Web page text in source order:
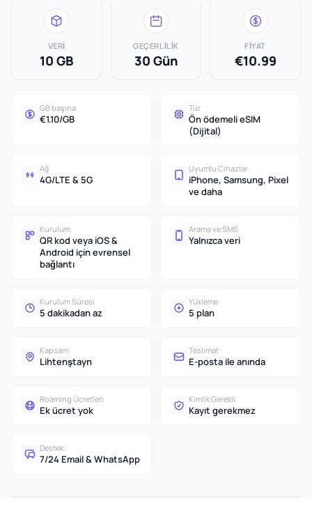
VERI
10 GB
GEÇERLILIK
30 Gün
FIYAT
€10.99
GB başına
€1.10/GB
Tür
Ön ödemeli eSIM
(Dijital)
Ağ
4G/LTE & 5G
Uyumlu Cihazlar
iPhone, Samsung, Pixel
ve daha
Kurulum
QR kod veya iOS &
Android için evrensel
bağlantı
Arama ve SMS
Yalnızca veri
Kurulum Süresi
5 dakikadan az
Yükleme
5 plan
Kapsam
Lihtenştayn
Teslimat
E-posta ile anında
Roaming Ücretleri
Ek ücret yok
Kimlik Gerekli
Kayıt gerekmez
Destek
7/24 Email & WhatsApp